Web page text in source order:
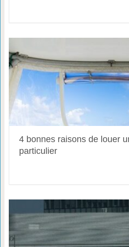
4 bonnes raisons de louer
particulier